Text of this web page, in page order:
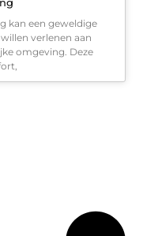
kan een geweldige
verlenen aan
omgeving. Deze